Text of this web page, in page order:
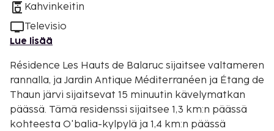
Kahvinkeitin
Televisio
Lue lisää
Résidence Les Hauts de Balaruc sijaitsee valtameren
rannalla, ja Jardin Antique Méditerranéen ja Étang de
Thaun järvi sijaitsevat 15 minuutin kävelymatkan
päässä. Tämä residenssi sijaitsee 1,3 km:n päässä
kohteesta O'balia-kylpylä ja 1,4 km:n päässä